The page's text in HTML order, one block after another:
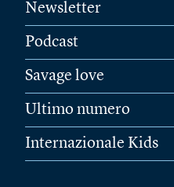
Newsletter
Podcast
Savage love
Ultimo numero
Internazionale Kids